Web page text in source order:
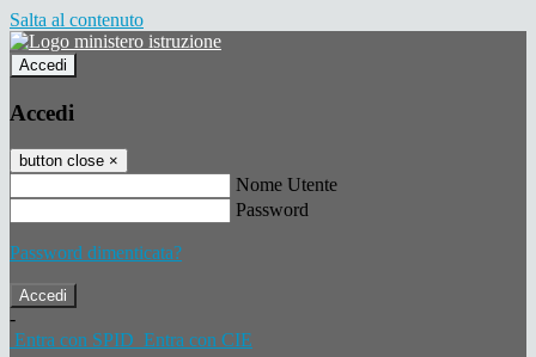
Salta al contenuto
Accedi
Accedi
button close ×
Nome Utente
Password
Password dimenticata?
-
Entra con SPID Entra con CIE